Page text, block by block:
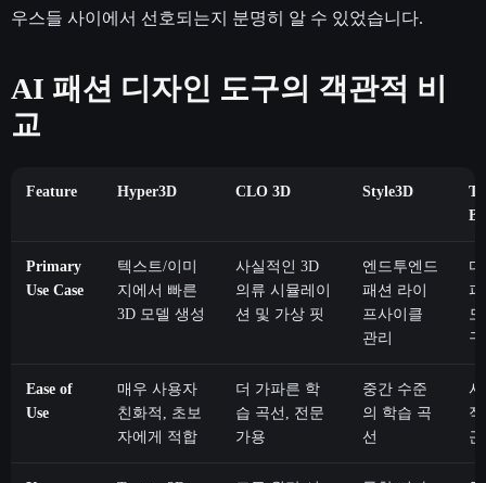
우스들 사이에서 선호되는지 분명히 알 수 있었습니다.
AI 패션 디자인 도구의 객관적 비
교
Feature Hyper3D CLO 3D Style3D
Primary
Use Case
텍스트/이미
지에서 빠른
3D 모델 생성
사실적인 3D
의류 시뮬레이
션 및 가상 핏
엔드투엔드
패션 라이
프사이클
관리
구
Ease of
Use
매우 사용자
친화적, 초보
자에게 적합
더 가파른 학
습 곡선, 전문
가용
중간 수준
의 학습 곡
선